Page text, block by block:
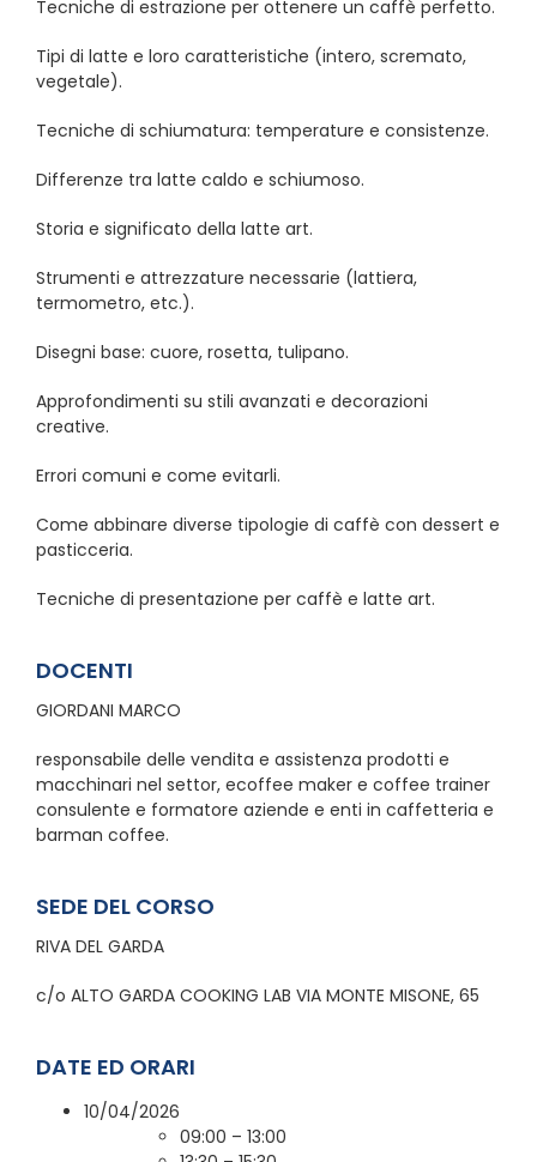
Tecniche di estrazione per ottenere un caffè perfetto.
Tipi di latte e loro caratteristiche (intero, scremato,
vegetale).
Tecniche di schiumatura: temperature e consistenze.
Differenze tra latte caldo e schiumoso.
Storia e significato della latte art.
Strumenti e attrezzature necessarie (lattiera,
termometro, etc.).
Disegni base: cuore, rosetta, tulipano.
Approfondimenti su stili avanzati e decorazioni
creative.
Errori comuni e come evitarli.
Come abbinare diverse tipologie di caffè con dessert e
pasticceria.
Tecniche di presentazione per caffè e latte art.
DOCENTI
GIORDANI MARCO
responsabile delle vendita e assistenza prodotti e
macchinari nel settor, ecoffee maker e coffee trainer
consulente e formatore aziende e enti in caffetteria e
barman coffee.
SEDE DEL CORSO
RIVA DEL GARDA
c/o ALTO GARDA COOKING LAB VIA MONTE MISONE, 65
DATE ED ORARI
10/04/2026
09:00 – 13:00